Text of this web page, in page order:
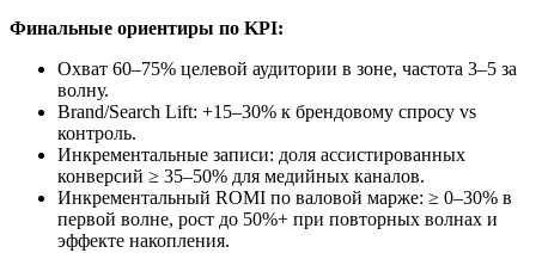
Финальные ориентиры по KPI:
Охват 60–75% целевой аудитории в зоне, частота 3–5 за
волну.
Brand/Search Lift: +15–30% к брендовому спросу vs
контроль.
Инкрементальные записи: доля ассистированных
конверсий ≥ 35–50% для медийных каналов.
Инкрементальный ROMI по валовой марже: ≥ 0–30% в
первой волне, рост до 50%+ при повторных волнах и
эффекте накопления.